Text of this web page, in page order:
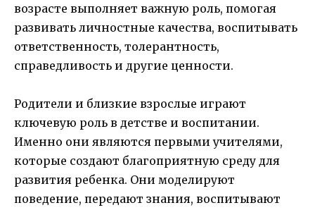
возрасте выполняет важную роль, помогая
развивать личностные качества, воспитывать
ответственность, толерантность,
справедливость и другие ценности.
Родители и близкие взрослые играют
ключевую роль в детстве и воспитании.
Именно они являются первыми учителями,
которые создают благоприятную среду для
развития ребенка. Они моделируют
поведение, передают знания, воспитывают